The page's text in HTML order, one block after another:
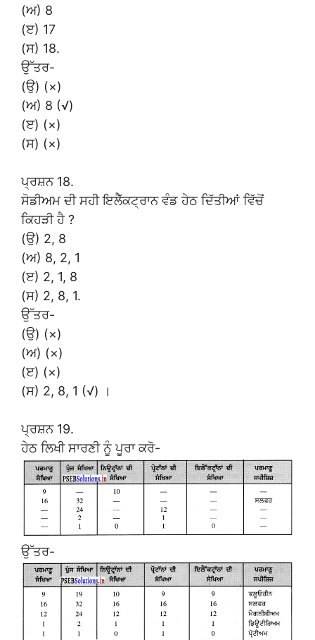
(ਅ) 8
(ੲ) 17
(ਸ) 18.
ਉੱਤਰ-
(ਉ) (×)
(ਅ) 8 (√)
(ੲ) (×)
(ਸ) (×)
ਪ੍ਰਸ਼ਨ 18.
ਸੋਡੀਅਮ ਦੀ ਸਹੀ ਇਲੈੱਕਟ੍ਰਾਨ ਵੰਡ ਹੇਠ ਦਿੱਤੀਆਂ ਵਿੱਚੋਂ
ਕਿਹੜੀ ਹੈ ?
(ਉ) 2, 8
(ਅ) 8, 2, 1
(ੲ) 2, 1, 8
(ਸ) 2, 8, 1.
ਉੱਤਰ-
(ਉ) (×)
(ਅ) (×)
(ੲ) (×)
(ਸ) 2, 8, 1 (√) ।
ਪ੍ਰਸ਼ਨ 19.
ਹੇਠ ਲਿਖੀ ਸਾਰਣੀ ਨੂੰ ਪੂਰਾ ਕਰੋ-
ਉੱਤਰ-